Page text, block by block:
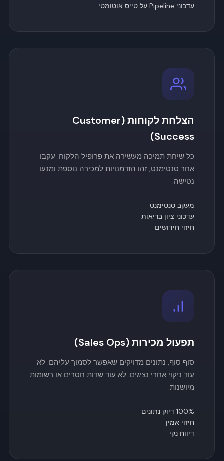
עדכוני Pipeline על טייס אוטומטי
הצלחת לקוחות (Customer
Success)
כל שיחת תמיכה מעשירה את פרופיל הלקוח. עקבו
אחר סנטימנט, זהו הזדמנויות למכירה נוספת ומנעו
נטישה.
מעקב סנטימנט
עדכוני ציון בריאות
חיזוי חידושים
תפעול מכירות (Sales Ops)
סוף סוף, נתונים מדויקים שאפשר לסמוך עליהם. לא
עוד ניקוי אחרי נציגים. לא עוד שדות חסרים או רשומות
מיושנות.
100% דיוק נתונים
חיזוי אמין
דיווח נקי